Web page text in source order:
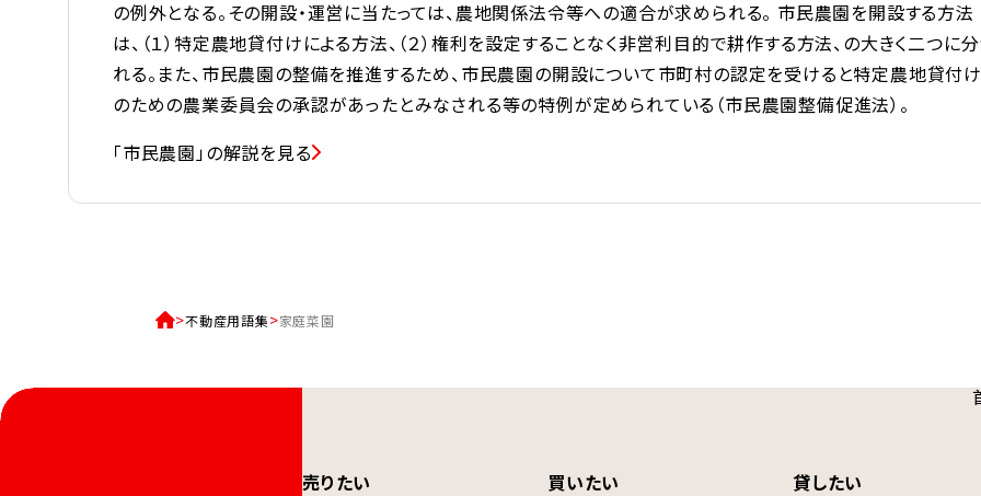
の例外となる。その開設・運営に当たっては、農地関係法令等への適合が求められる。 市民農園を開設する方法
は、（１）特定農地貸付けによる方法、（２）権利を設定することなく非営利目的で耕作する方法、の大きく二つに
れる。また、市民農園の整備を推進するため、市民農園の開設について市町村の認定を受けると特定農地貸付け
のための農業委員会の承認があったとみなされる等の特例が定められている（市民農園整備促進法）。
「市民農園」の解説を見る
不動産用語集 家庭菜園
売りたい 買いたい 貸したい